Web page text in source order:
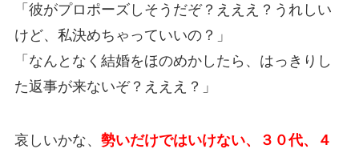
「彼がプロポーズしそうだぞ？えええ？うれしい
けど、私決めちゃっていいの？」
「なんとなく結婚をほのめかしたら、はっきりし
た返事が来ないぞ？えええ？」
哀しいかな、 勢いだけではいけない、３０代、４